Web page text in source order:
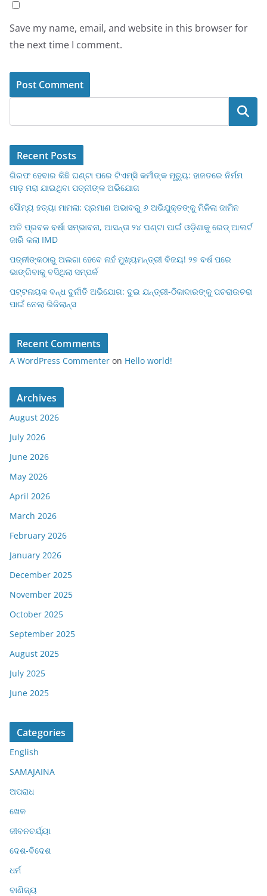
Save my name, email, and website in this browser for
the next time I comment.
Search
Recent Posts
ଗିରଫ ହେବାର କିଛି ଘଣ୍ଟା ପରେ ଟିଏମ୍‌ସି କର୍ମୀଙ୍କ ମୃତ୍ୟୁ: ହାଜତରେ ନିର୍ମମ
ମାଡ଼ ମରା ଯାଇଥିବା‌ ପତ୍ନୀଙ୍କ ଅଭିଯୋଗ
ସୌମ୍ୟ ହତ୍ୟା ମାମଲା: ପ୍ରମାଣ ଅଭାବରୁ ୬ ଅଭିଯୁକ୍ତଙ୍କୁ ମିଳିଲା ଜାମିନ
ଅତି ପ୍ରବଳ ବର୍ଷା ସମ୍ଭାବନା, ଆସନ୍ତା ୨୪ ଘଣ୍ଟା ପାଇଁ ଓଡ଼ିଶାକୁ ରେଡ୍ ଆଲର୍ଟ
ଜାରି କଲା IMD
ପତ୍ନୀଙ୍କଠାରୁ ଅଲଗା ହେବେ ନାହଁ ମୁଖ୍ୟମନ୍ତ୍ରୀ ବିଜୟ! ୨୭ ବର୍ଷ ପରେ
ଭାଙ୍ଗିବାକୁ ବସିଥିଲା ସମ୍ପର୍କ
ପଟ୍ଟନାୟକ ବନ୍ଧ ଦୁର୍ନୀତି ଅଭିଯୋଗ: ଦୁଇ ଯନ୍ତ୍ରୀ-ଠିକାଦାରଙ୍କୁ ପଚରାଉଚରା
ପାଇଁ ନେଲା ଭିଜିଲାନ୍ସ
Recent Comments
A WordPress Commenter on Hello world!
Archives
August 2026
July 2026
June 2026
May 2026
April 2026
March 2026
February 2026
January 2026
December 2025
November 2025
October 2025
September 2025
August 2025
July 2025
June 2025
Categories
English
SAMAJAINA
ଅପରାଧ
ଖେଳ
ଜୀବନଚର୍ଯ୍ୟା
ଦେଶ-ବିଦେଶ
ଧର୍ମ
ବାଣିଜ୍ୟ